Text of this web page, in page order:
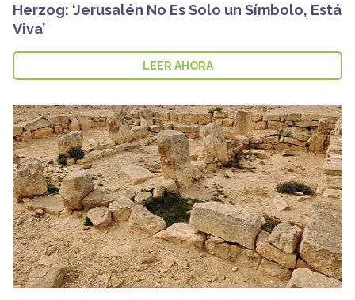
Herzog: ‘Jerusalén No Es Solo un Símbolo, Está
Viva’
LEER AHORA